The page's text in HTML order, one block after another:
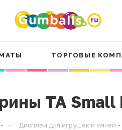
ТОРГОВЫЕ
ТА
— Дисплеи для игрушек и мячей